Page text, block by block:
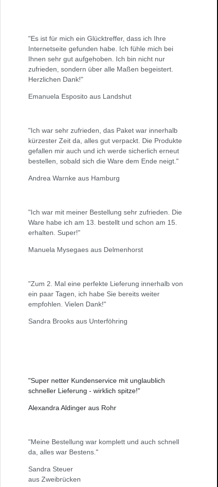
"Es ist für mich ein Glücktreffer, dass ich Ihre
Internetseite gefunden habe. Ich fühle mich bei
Ihnen sehr gut aufgehoben. Ich bin nicht nur
zufrieden, sondern über alle Maßen begeistert.
Herzlichen Dank!"
Emanuela Esposito aus Landshut
"Ich war sehr zufrieden, das Paket war innerhalb
kürzester Zeit da, alles gut verpackt. Die Produkte
gefallen mir auch und ich werde sicherlich erneut
bestellen, sobald sich die Ware dem Ende neigt."
Andrea Warnke aus Hamburg
"Ich war mit meiner Bestellung sehr zufrieden. Die
Ware habe ich am 13. bestellt und schon am 15.
erhalten. Super!"
Manuela Mysegaes aus Delmenhorst
"Zum 2. Mal eine perfekte Lieferung innerhalb von
ein paar Tagen, ich habe Sie bereits weiter
empfohlen. Vielen Dank!"
Sandra Brooks aus Unterföhring
"Super netter Kundenservice mit unglaublich
schneller Lieferung - wirklich spitze!"
Alexandra Aldinger aus Rohr
"Meine Bestellung war komplett und auch schnell
da, alles war Bestens."
Sandra Steuer
aus Zweibrücken